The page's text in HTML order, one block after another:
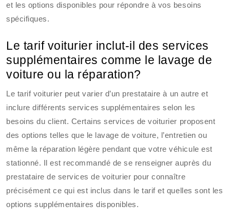
et les options disponibles pour répondre à vos besoins
spécifiques.
Le tarif voiturier inclut-il des services
supplémentaires comme le lavage de
voiture ou la réparation?
Le tarif voiturier peut varier d’un prestataire à un autre et
inclure différents services supplémentaires selon les
besoins du client. Certains services de voiturier proposent
des options telles que le lavage de voiture, l’entretien ou
même la réparation légère pendant que votre véhicule est
stationné. Il est recommandé de se renseigner auprès du
prestataire de services de voiturier pour connaître
précisément ce qui est inclus dans le tarif et quelles sont les
options supplémentaires disponibles.